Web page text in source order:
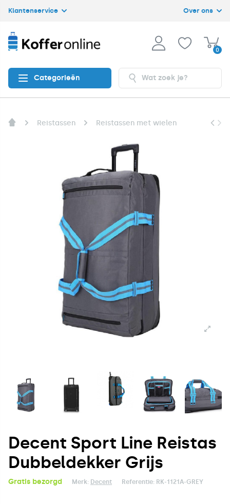
Klantenservice Over ons
0
Categorieën
Reistassen Reistassen met wielen
Decent Sport Line Reistas
Dubbeldekker Grijs
Gratis bezorgd Merk: Decent Referentie: RK-1121A-GREY